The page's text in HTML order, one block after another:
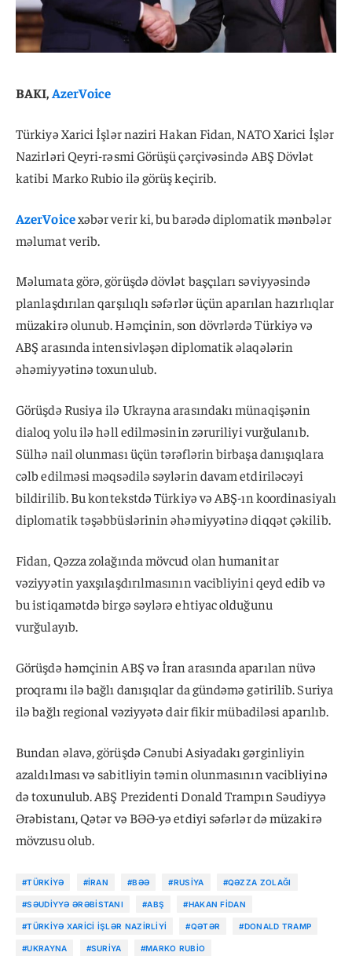
BAKI,AzerVoice
Türkiyə Xarici İşlər naziri Hakan Fidan, NATO Xarici İşlər
Nazirləri Qeyri-rəsmi Görüşü çərçivəsində ABŞ Dövlət
katibi Marko Rubio ilə görüş keçirib.
AzerVoicexəbər verir ki, bu barədə diplomatik mənbələr
məlumat verib.
Məlumata görə, görüşdə dövlət başçıları səviyyəsində
planlaşdırılan qarşılıqlı səfərlər üçün aparılan hazırlıqlar
müzakirə olunub. Həmçinin, son dövrlərdə Türkiyə və
ABŞ arasında intensivləşən diplomatik əlaqələrin
əhəmiyyətinə toxunulub.
Görüşdə Rusiyа ilə Ukrayna arasındakı münaqişənin
dialoq yolu ilə həll edilməsinin zəruriliyi vurğulanıb.
Sülhə nail olunması üçün tərəflərin birbaşa danışıqlara
cəlb edilməsi məqsədilə səylərin davam etdiriləcəyi
bildirilib. Bu kontekstdə Türkiyə və ABŞ-ın koordinasiyalı
diplomatik təşəbbüslərinin əhəmiyyətinə diqqət çəkilib.
Fidan, Qəzza zolağında mövcud olan humanitar
vəziyyətin yaxşılaşdırılmasının vacibliyini qeyd edib və
bu istiqamətdə birgə səylərə ehtiyac olduğunu
vurğulayıb.
Görüşdə həmçinin ABŞ və İran arasında aparılan nüvə
proqramı ilə bağlı danışıqlar da gündəmə gətirilib. Suriya
ilə bağlı regional vəziyyətə dair fikir mübadiləsi aparılıb.
Bundan əlavə, görüşdə Cənubi Asiyadakı gərginliyin
azaldılması və sabitliyin təmin olunmasının vacibliyinə
də toxunulub. ABŞ Prezidenti Donald Trampın Səudiyyə
Ərəbistanı, Qətər və BƏƏ-yə etdiyi səfərlər də müzakirə
mövzusu olub.
#TÜRKIYƏ #İRAN #BƏƏ #RUSIYA #QƏZZA ZOLAĞI
#SƏUDIYYƏ ƏRƏBISTANI #ABŞ #HAKAN FIDAN
#TÜRKIYƏ XARICI İŞLƏR NAZIRLIYI #QƏTƏR #DONALD TRAMP
#UKRAYNA #SURIYA #MARKO RUBIO